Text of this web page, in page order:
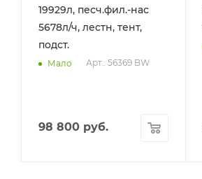
19929л, песч.фил.-нас
5678л/ч, лестн, тент,
подст.
Мало Арт.: 56369 BW
98 800руб.